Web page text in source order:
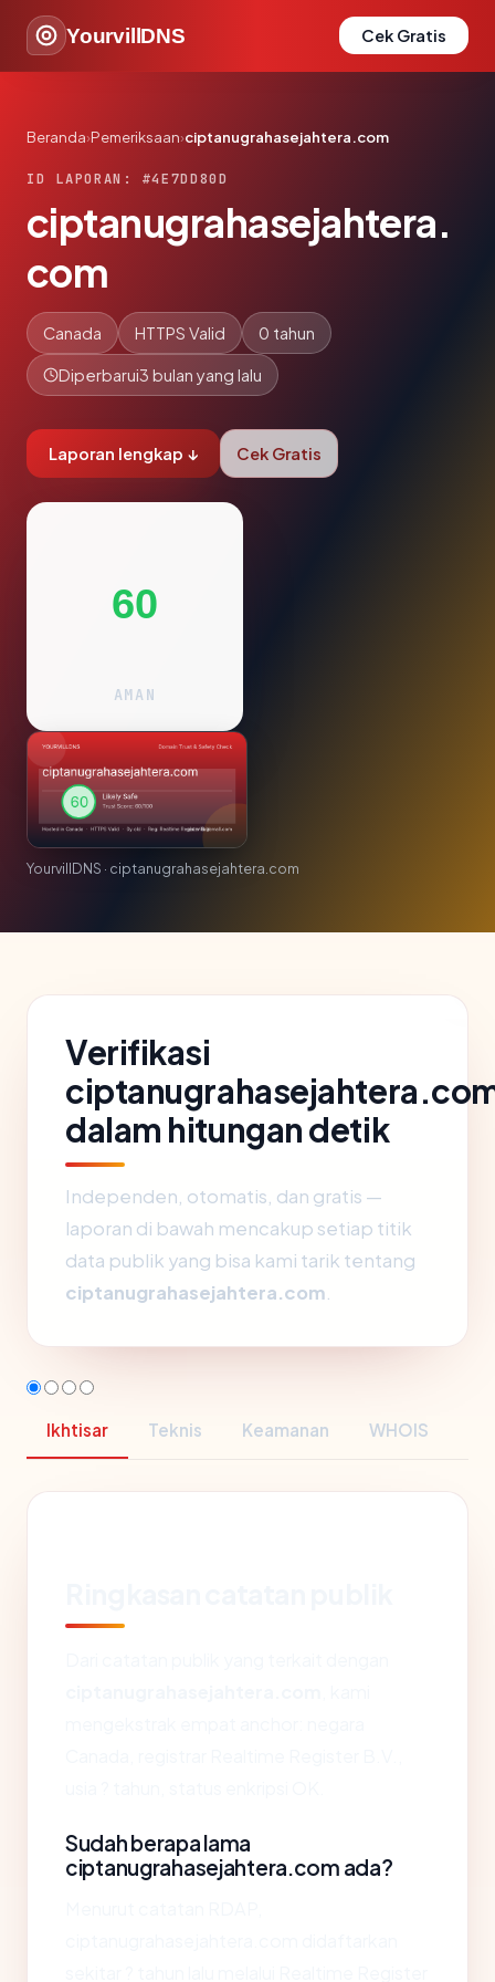
YourvillDNS Cek Gratis
Beranda›Pemeriksaan›ciptanugrahasejahtera.com
ID LAPORAN: #4E7DD80D
ciptanugrahasejahtera.
com
Canada HTTPS Valid 0 tahun
Diperbarui3 bulan yang lalu
Laporan lengkap ↓ Cek Gratis
60
AMAN
YourvillDNS · ciptanugrahasejahtera.com
Verifikasi
dalam hitungan detik
Independen, otomatis, dan gratis —
laporan di bawah mencakup setiap titik
data publik yang bisa kami tarik tentang
ciptanugrahasejahtera.com
Ikhtisar Teknis Keamanan WHOIS
Sudah berapa lama
ciptanugrahasejahtera.com ada?